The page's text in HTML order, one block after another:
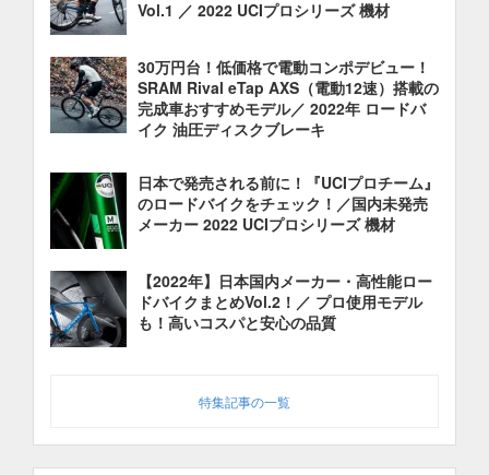
Vol.1 ／ 2022 UCIプロシリーズ 機材
30万円台！低価格で電動コンポデビュー！
SRAM Rival eTap AXS（電動12速）搭載の
完成車おすすめモデル／ 2022年 ロードバ
イク 油圧ディスクブレーキ
日本で発売される前に！『UCIプロチーム』
のロードバイクをチェック！／国内未発売
メーカー 2022 UCIプロシリーズ 機材
【2022年】日本国内メーカー・高性能ロー
ドバイクまとめVol.2！／ プロ使用モデル
も！高いコスパと安心の品質
特集記事の一覧